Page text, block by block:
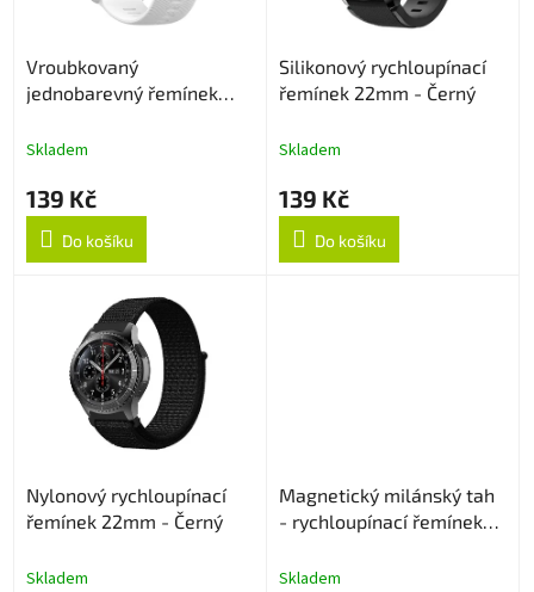
Vroubkovaný
jednobarevný řemínek
Skladem
139 Kč
Do košíku
Silikonový rychloupínací
řemínek 22mm - Černý
Skladem
139 Kč
Do košíku
Nylonový rychloupínací
řemínek 22mm - Černý
Skladem
Magnetický milánský tah
- rychloupínací řemínek
Skladem